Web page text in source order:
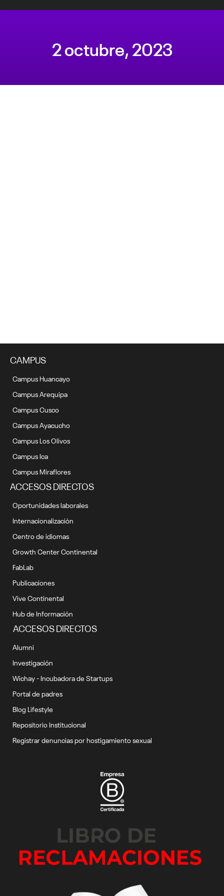
2 octubre, 2023
CAMPUS
Campus Huancayo
Campus Arequipa
Campus Cusco
Campus Ayacucho
Campus Los Olivos
Campus Ica
Campus Miraflores
ACCESOS DIRECTOS
Oportunidades laborales
Internacionalización
Centro de idiomas
Growth Center Continental
FabLab
Publicaciones
Vive Continental
Hub de Información
ACCESOS DIRECTOS
Alumni
Investigación
Wichay - Incubadora de Startups
Portal de padres
Blog Lifestyle
Repositorio Institucional
Registrar denuncias por hostigamiento sexual